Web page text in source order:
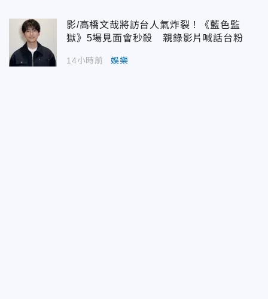
影/高橋文哉將訪台人氣炸裂！《藍色監
獄》5場見面會秒殺 親錄影片喊話台粉
14小時前 娛樂